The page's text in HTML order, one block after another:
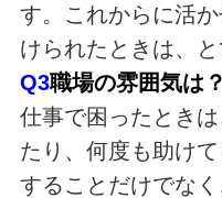
す。これからに活
けられたときは、と
Q3職場の雰囲気は？
仕事で困ったとき
たり、何度も助け
することだけでな